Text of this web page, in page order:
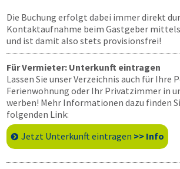
Die Buchung erfolgt dabei immer direkt
Kontaktaufnahme beim Gastgeber
und ist damit also stets provisionsfrei!
Für Vermieter: Unterkunft eintragen
Lassen Sie unser Verzeichnis auch für Ihre
Ferienwohnung oder Ihr Privatzimmer in
werben! Mehr Informationen dazu finden
folgenden Link:
Jetzt Unterkunft eintragen >> Info